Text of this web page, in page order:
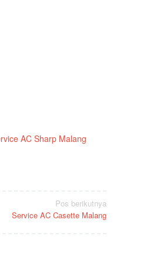
AC Sharp Malang
Pos berikutnya
Service AC Casette Malang